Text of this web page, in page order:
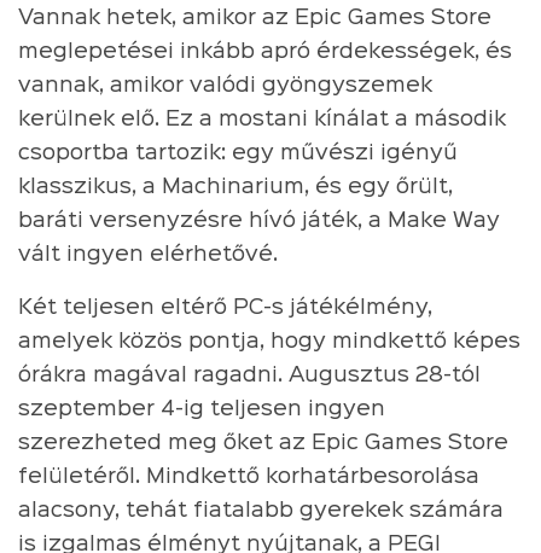
Vannak hetek, amikor az Epic Games Store
meglepetései inkább apró érdekességek, és
vannak, amikor valódi gyöngyszemek
kerülnek elő. Ez a mostani kínálat a második
csoportba tartozik: egy művészi igényű
klasszikus, a Machinarium, és egy őrült,
baráti versenyzésre hívó játék, a Make Way
vált ingyen elérhetővé.
Két teljesen eltérő PC-s játékélmény,
amelyek közös pontja, hogy mindkettő képes
órákra magával ragadni. Augusztus 28-tól
szeptember 4-ig teljesen ingyen
szerezheted meg őket az Epic Games Store
felületéről. Mindkettő korhatárbesorolása
alacsony, tehát fiatalabb gyerekek számára
is izgalmas élményt nyújtanak, a PEGI